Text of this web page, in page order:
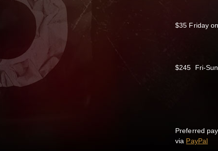
$35 Friday
$245 Fri-
Preferred
via PayPal